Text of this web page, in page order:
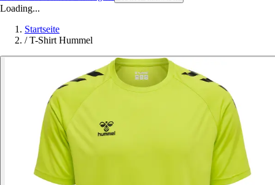
Loading...
Startseite
/ T-Shirt Hummel